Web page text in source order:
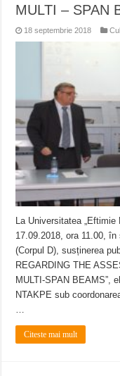
MULTI – SPAN
18 septembrie 2018
La Universitatea „Eftimie
17.09.2018, ora 11.00, în
(Corpul D), susținerea
REGARDING THE
MULTI-SPAN BEAMS”,
NTAKPE sub
Citeste mai mult